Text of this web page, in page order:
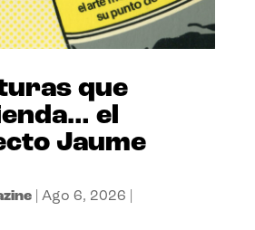
que
el
Jaume
| Ago 6, 2026